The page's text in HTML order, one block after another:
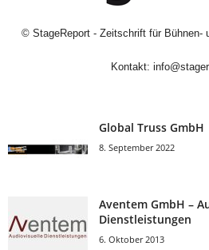
© StageReport - Zeitschrift für Bühnen-
Kontakt:
Global Truss GmbH
8. September 2022
Aventem GmbH –
Dienstleistungen
6. Oktober 2013